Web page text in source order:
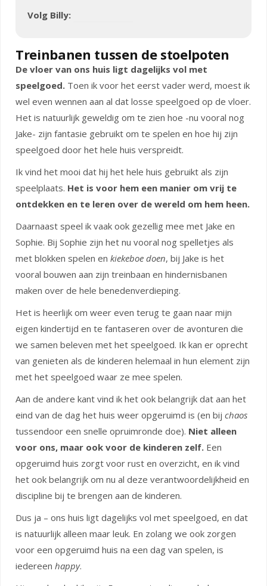
Volg Billy:
Treinbanen tussen de stoelpoten
De vloer van ons huis ligt dagelijks vol met
speelgoed. Toen ik voor het eerst vader werd, moest ik
wel even wennen aan al dat losse speelgoed op de vloer.
Het is natuurlijk geweldig om te zien hoe -nu vooral nog
Jake- zijn fantasie gebruikt om te spelen en hoe hij zijn
speelgoed door het hele huis verspreidt.
Ik vind het mooi dat hij het hele huis gebruikt als zijn
speelplaats. Het is voor hem een manier om vrij te
ontdekken en te leren over de wereld om hem heen.
Daarnaast speel ik vaak ook gezellig mee met Jake en
Sophie. Bij Sophie zijn het nu vooral nog spelletjes als
met blokken spelen en kiekeboe doen, bij Jake is het
vooral bouwen aan zijn treinbaan en hindernisbanen
maken over de hele benedenverdieping.
Het is heerlijk om weer even terug te gaan naar mijn
eigen kindertijd en te fantaseren over de avonturen die
we samen beleven met het speelgoed. Ik kan er oprecht
van genieten als de kinderen helemaal in hun element zijn
met het speelgoed waar ze mee spelen.
Aan de andere kant vind ik het ook belangrijk dat aan het
eind van de dag het huis weer opgeruimd is (en bij chaos
tussendoor een snelle opruimronde doe). Niet alleen
voor ons, maar ook voor de kinderen zelf. Een
opgeruimd huis zorgt voor rust en overzicht, en ik vind
het ook belangrijk om nu al deze verantwoordelijkheid en
discipline bij te brengen aan de kinderen.
Dus ja – ons huis ligt dagelijks vol met speelgoed, en dat
is natuurlijk alleen maar leuk. En zolang we ook zorgen
voor een opgeruimd huis na een dag van spelen, is
iedereen happy.